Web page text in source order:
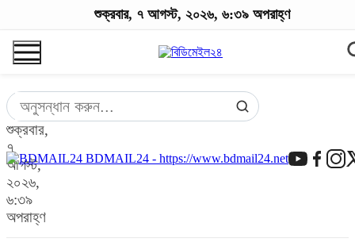
শুক্রবার,
৭
আগস্ট,
২০২৬,
৬:৩৯
অপরাহ্ণ
BDMAIL24 - https://www.bdmail24.net
শুক্রবার, ৭ আগস্ট, ২০২৬, ৬:৩৯ অপরাহ্ণ